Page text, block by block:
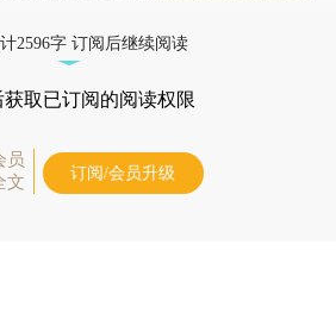
2596字 订阅后继续阅读
获取已订阅的阅读权限
员
文
订阅/会员升级